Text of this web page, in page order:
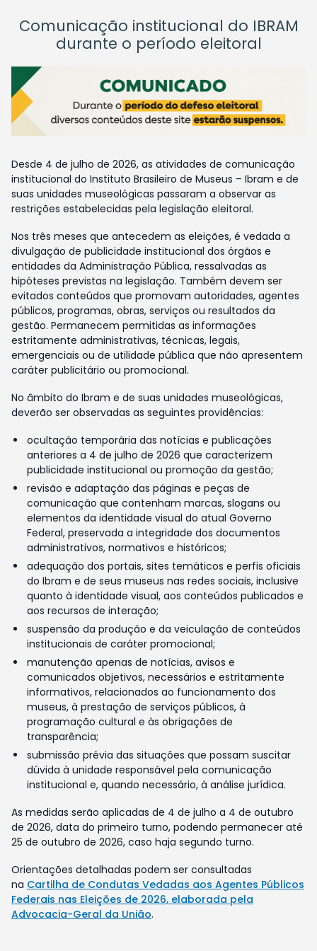
Comunicação institucional do IBRAM
durante o período eleitoral
Desde 4 de julho de 2026, as atividades de comunicação
institucional do Instituto Brasileiro de Museus – Ibram e de
suas unidades museológicas passaram a observar as
restrições estabelecidas pela legislação eleitoral.
Nos três meses que antecedem as eleições, é vedada a
divulgação de publicidade institucional dos órgãos e
entidades da Administração Pública, ressalvadas as
hipóteses previstas na legislação. Também devem ser
evitados conteúdos que promovam autoridades, agentes
públicos, programas, obras, serviços ou resultados da
gestão. Permanecem permitidas as informações
estritamente administrativas, técnicas, legais,
emergenciais ou de utilidade pública que não apresentem
caráter publicitário ou promocional.
No âmbito do Ibram e de suas unidades museológicas,
deverão ser observadas as seguintes providências:
ocultação temporária das notícias e publicações
anteriores a 4 de julho de 2026 que caracterizem
publicidade institucional ou promoção da gestão;
revisão e adaptação das páginas e peças de
comunicação que contenham marcas, slogans ou
elementos da identidade visual do atual Governo
Federal, preservada a integridade dos documentos
administrativos, normativos e históricos;
adequação dos portais, sites temáticos e perfis oficiais
do Ibram e de seus museus nas redes sociais, inclusive
quanto à identidade visual, aos conteúdos publicados e
aos recursos de interação;
suspensão da produção e da veiculação de conteúdos
institucionais de caráter promocional;
manutenção apenas de notícias, avisos e
comunicados objetivos, necessários e estritamente
informativos, relacionados ao funcionamento dos
museus, à prestação de serviços públicos, à
programação cultural e às obrigações de
transparência;
submissão prévia das situações que possam suscitar
dúvida à unidade responsável pela comunicação
institucional e, quando necessário, à análise jurídica.
As medidas serão aplicadas de 4 de julho a 4 de outubro
de 2026, data do primeiro turno, podendo permanecer até
25 de outubro de 2026, caso haja segundo turno.
Orientações detalhadas podem ser consultadas
na Cartilha de Condutas Vedadas aos Agentes Públicos
Federais nas Eleições de 2026, elaborada pela
Advocacia-Geral da União.